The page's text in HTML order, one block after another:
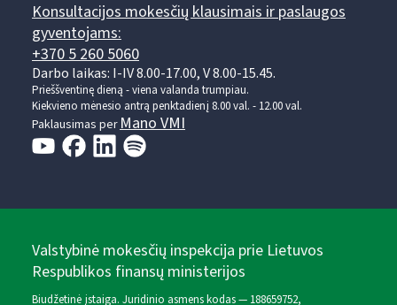
Konsultacijos mokesčių klausimais ir paslaugos
gyventojams:
+370 5 260 5060
Darbo laikas: I-IV 8.00-17.00, V 8.00-15.45.
Prieššventinę dieną - viena valanda trumpiau.
Kiekvieno mėnesio antrą penktadienį 8.00 val. - 12.00 val.
Paklausimas perMano VMI
Valstybinė mokesčių inspekcija prie Lietuvos
Respublikos finansų ministerijos
Biudžetinė įstaiga. Juridinio asmens kodas — 188659752,